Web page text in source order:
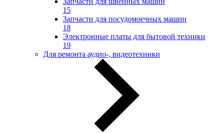
15
Запчасти для посудомоечных машин
18
Электронные платы для бытовой техники
19
Для ремонта аудио-, видеотехники